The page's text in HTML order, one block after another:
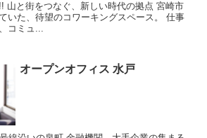
山と街をつなぐ、新しい時代の拠点 宮崎市
いた、待望のコワーキングスペース。 仕事
コミュ...
オープンオフィス 水戸